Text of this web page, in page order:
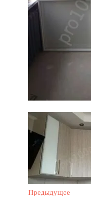
Предыдущее